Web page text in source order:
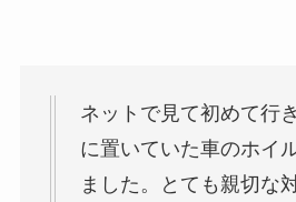
ネットで見て初めて行
に置いていた車のホイ
ました。とても親切な